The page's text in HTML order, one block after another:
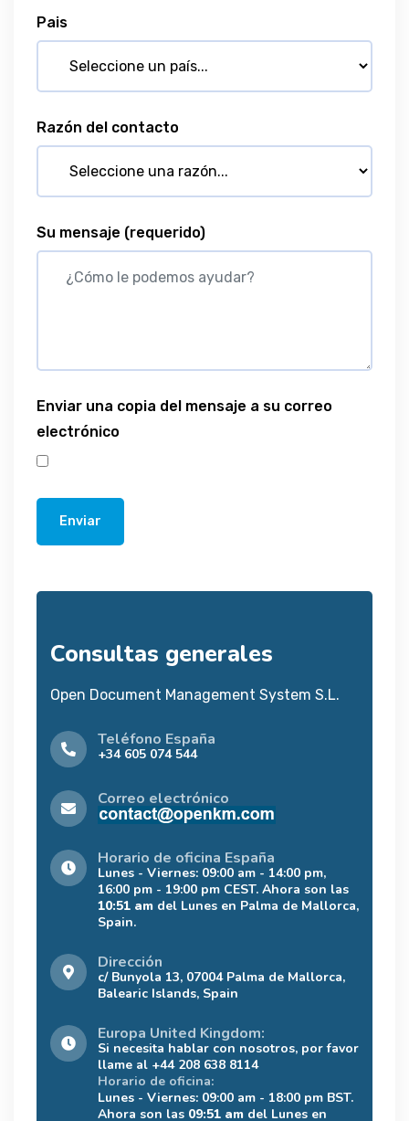
Pais
Razón del contacto
Su mensaje (requerido)
Enviar una copia del mensaje a su correo
electrónico
Enviar
Consultas generales
Open Document Management System S.L.
Teléfono España
+34 605 074 544
Correo electrónico
Horario de oficina España
Lunes - Viernes: 09:00 am - 14:00 pm,
16:00 pm - 19:00 pm CEST. Ahora son las
10:51 am del Lunes en Palma de Mallorca,
Spain.
Dirección
c/ Bunyola 13, 07004 Palma de Mallorca,
Balearic Islands, Spain
Europa United Kingdom:
Si necesita hablar con nosotros, por favor
llame al +44 208 638 8114
Horario de oficina:
Lunes - Viernes: 09:00 am - 18:00 pm BST.
Ahora son las 09:51 am del Lunes en